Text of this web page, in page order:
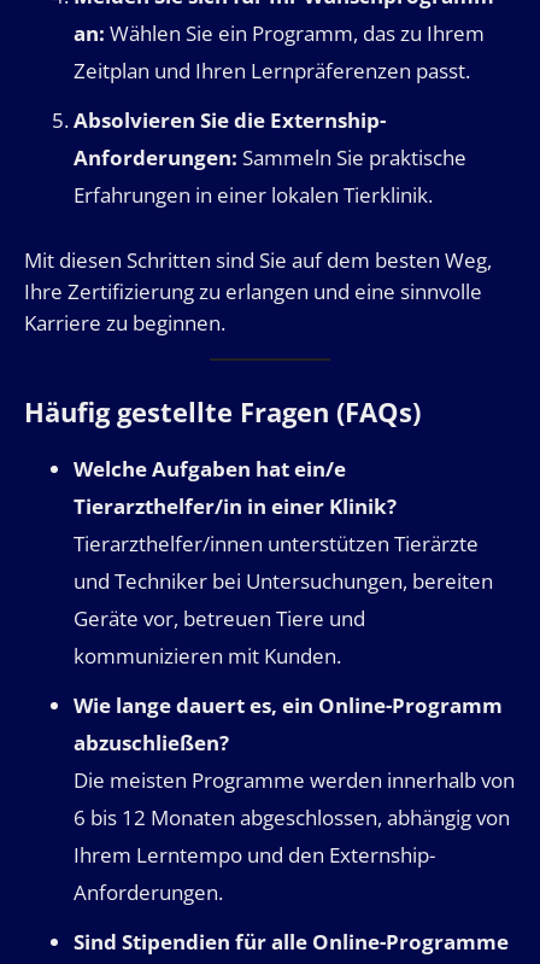
an: Wählen Sie ein Programm, das zu Ihrem
Zeitplan und Ihren Lernpräferenzen passt.
Absolvieren Sie die Externship-
Anforderungen: Sammeln Sie praktische
Erfahrungen in einer lokalen Tierklinik.
Mit diesen Schritten sind Sie auf dem besten Weg,
Ihre Zertifizierung zu erlangen und eine sinnvolle
Karriere zu beginnen.
Häufig gestellte Fragen (FAQs)
Welche Aufgaben hat ein/e
Tierarzthelfer/in in einer Klinik?
Tierarzthelfer/innen unterstützen Tierärzte
und Techniker bei Untersuchungen, bereiten
Geräte vor, betreuen Tiere und
kommunizieren mit Kunden.
Wie lange dauert es, ein Online-Programm
abzuschließen?
Die meisten Programme werden innerhalb von
6 bis 12 Monaten abgeschlossen, abhängig von
Ihrem Lerntempo und den Externship-
Anforderungen.
Sind Stipendien für alle Online-Programme